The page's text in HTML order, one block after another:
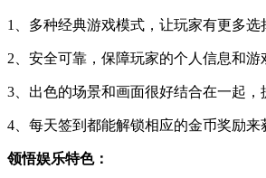
1、多种经典游戏模式，让玩家有更多选
2、安全可靠，保障玩家的个人信息和游
3、出色的场景和画面很好结合在一起，
4、每天签到都能解锁相应的金币奖励来
领悟娱乐特色：